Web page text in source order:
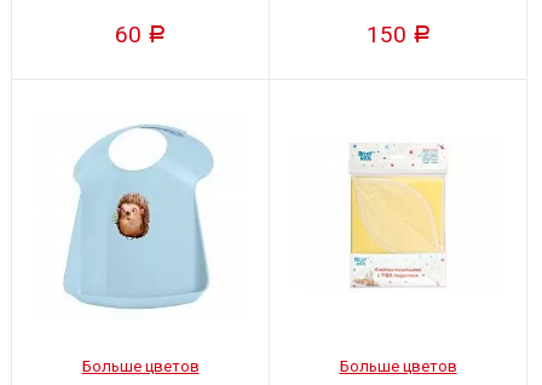
60 Р 150 Р
Больше цветов Больше цветов